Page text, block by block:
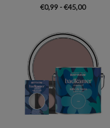
€0,99 - €45,00